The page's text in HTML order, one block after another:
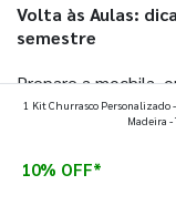
Volta às Aulas:
semestre
Prepare a mochila,
que fazem toda
1 Kit Churrasco Personalizado -
Madeira -
10% OFF*